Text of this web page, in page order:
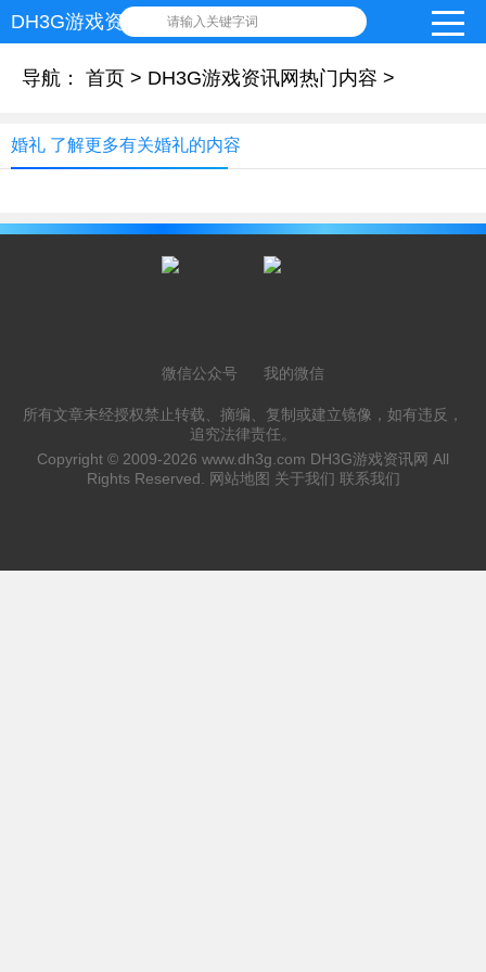
DH3G游戏资讯网 请输入关键字词
导航： 首页 > DH3G游戏资讯网热门内容 >
婚礼 了解更多有关婚礼的内容
微信公众号 我的微信
所有文章未经授权禁止转载、摘编、复制或建立镜像，如有违反，
追究法律责任。
Copyright © 2009-2026 www.dh3g.com DH3G游戏资讯网 All
Rights Reserved.
网站地图 关于我们 联系我们